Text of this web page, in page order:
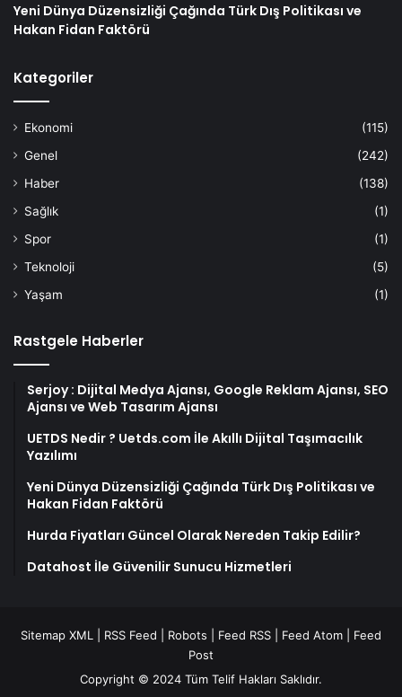
Yeni Dünya Düzensizliği Çağında Türk Dış Politikası ve
Hakan Fidan Faktörü
Kategoriler
Ekonomi
(115)
Genel
(242)
Haber
(138)
Sağlık
(1)
Spor
(1)
Teknoloji
(5)
Yaşam
(1)
Rastgele Haberler
Serjoy : Dijital Medya Ajansı, Google Reklam Ajansı, SEO
Ajansı ve Web Tasarım Ajansı
UETDS Nedir ? Uetds.com İle Akıllı Dijital Taşımacılık
Yazılımı
Yeni Dünya Düzensizliği Çağında Türk Dış Politikası ve
Hakan Fidan Faktörü
Hurda Fiyatları Güncel Olarak Nereden Takip Edilir?
Datahost İle Güvenilir Sunucu Hizmetleri
Sitemap XML RSS Feed Robots Feed RSS Feed Atom
Feed
Post
Copyright © 2024 Tüm Telif Hakları Saklıdır.